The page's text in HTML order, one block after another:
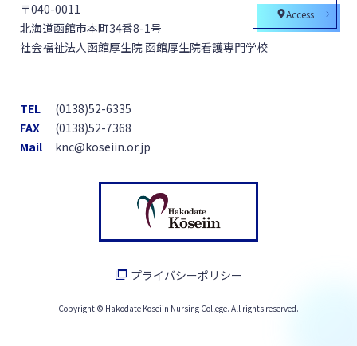
Access
〒040-0011
北海道函館市本町34番8-1号
社会福祉法人函館厚生院 函館厚生院看護専門学校
TEL
(0138)52-6335
FAX
(0138)52-7368
Mail
knc@koseiin.or.jp
プライバシーポリシー
Copyright © Hakodate Koseiin Nursing College. All rights reserved.